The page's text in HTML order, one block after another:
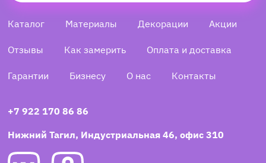
Каталог Материалы Декорации Акции
Отзывы Как замерить Оплата и доставка
Гарантии Бизнесу О нас Контакты
+7 922 170 86 86
Нижний Тагил, Индустриальная 46, офис 310